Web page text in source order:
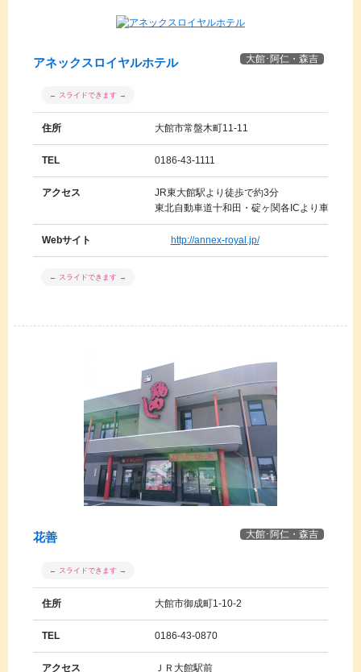
大館･阿仁・森吉
アネックスロイヤルホテル
住所 大館市常盤木町11-11
TEL 0186-43-1111
アクセス
JR東大館駅より徒歩で約3分
東北自動車道十和田・碇ヶ関各ICより車で約40
Webサイト http://annex-royal.jp/
大館･阿仁・森吉
花善
住所 大館市御成町1-10-2
TEL 0186-43-0870
アクセス ＪＲ大館駅前